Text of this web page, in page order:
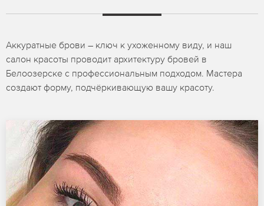
Аккуратные брови – ключ к ухоженному виду, и наш
салон красоты проводит архитектуру бровей в
Белоозерске с профессиональным подходом. Мастера
создают форму, подчёркивающую вашу красоту.